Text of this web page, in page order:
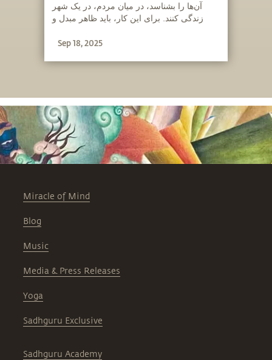
آن‌ها را بشناسد، در میان مردم، در یک شهر
زندگی کنند. برای این کار، باید ظاهر مبدل و
Sep 18, 2025
Miracle of Mind
Blog
Music
Media & Press Releases
Yoga
Sadhguru Exclusive
Sadhguru Academy